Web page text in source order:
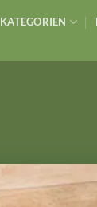
KATEGORIEN